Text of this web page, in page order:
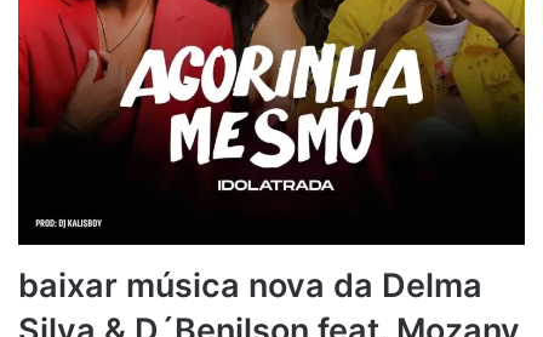
baixar música nova da Delma